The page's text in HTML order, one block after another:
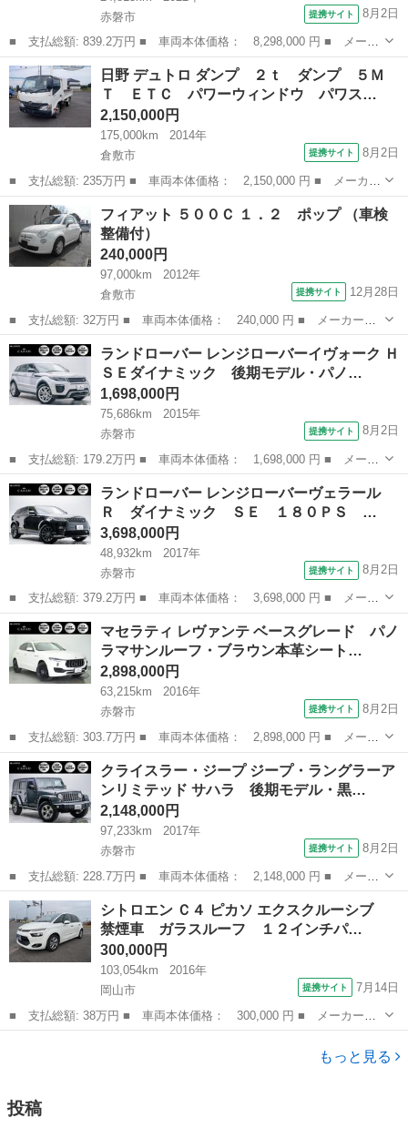
赤磐市
提携サイト 8月2日
■ 支払総額: 839.2万円 ■ 車両本体価格： 8,298,000 円 ■ メーカ
ー名： ランドローバー ■ 車種名： ディフェンダー ■ グレード
名： １１０Ｘ－ダイナミックＳＥ Ｄ３００ サンルーフ・エアサ
スペンシ...
岡山 赤磐市 その他
日野 デュトロ ダンプ ２ｔ ダンプ ５Ｍ
Ｔ ＥＴＣ パワーウィンドウ パワス…
2,150,000円
175,000km
2014年
倉敷市
提携サイト 8月2日
■ 支払総額: 235万円 ■ 車両本体価格： 2,150,000 円 ■ メーカー
名： 日野 ■ 車種名： デュトロ ■ グレード名： ダンプ ２
ｔ ダンプ ５ＭＴ ＥＴＣ パワーウィンドウ パワステ 荷台内
寸３０５ｃｍ...
岡山 倉敷市
フィアット ５００Ｃ １．２ ポップ （車検
整備付）
240,000円
97,000km
2012年
倉敷市
提携サイト 12月28日
■ 支払総額: 32万円 ■ 車両本体価格： 240,000 円 ■ メーカー
名： フィアット ■ 車種名： ５００Ｃ ■ グレード名： １．
２ ポップ ■ 排気量： 1200cc ■ ドア枚数： 3D ■ ミッショ
ン： ...
岡山 倉敷市 その他
ランドローバー レンジローバーイヴォーク Ｈ
ＳＥダイナミック 後期モデル・パノ…
1,698,000円
75,686km
2015年
赤磐市
提携サイト 8月2日
■ 支払総額: 179.2万円 ■ 車両本体価格： 1,698,000 円 ■ メーカ
ー名： ランドローバー ■ 車種名： レンジローバーイヴォーク
■ グレード名： ＨＳＥダイナミック 後期モデル・パノラマルー
フ・茶黒コ...
岡山 赤磐市 その他
ランドローバー レンジローバーヴェラール
Ｒ ダイナミック ＳＥ １８０ＰＳ …
3,698,000円
48,932km
2017年
赤磐市
提携サイト 8月2日
■ 支払総額: 379.2万円 ■ 車両本体価格： 3,698,000 円 ■ メーカ
ー名： ランドローバー ■ 車種名： レンジローバーヴェラール
■ グレード名： Ｒ ダイナミック ＳＥ １８０ＰＳ ベージュレ
ザーシー...
岡山 赤磐市 その他
マセラティ レヴァンテ ベースグレード パノ
ラマサンルーフ・ブラウン本革シート…
2,898,000円
63,215km
2016年
赤磐市
提携サイト 8月2日
■ 支払総額: 303.7万円 ■ 車両本体価格： 2,898,000 円 ■ メーカ
ー名： マセラティ ■ 車種名： レヴァンテ ■ グレード名： ベ
ースグレード パノラマサンルーフ・ブラウン本革シート・Ｂｏｗｅ
ｒｓ＆Ｗ...
岡山 赤磐市 その他
クライスラー・ジープ ジープ・ラングラーア
ンリミテッド サハラ 後期モデル・黒…
2,148,000円
97,233km
2017年
赤磐市
提携サイト 8月2日
■ 支払総額: 228.7万円 ■ 車両本体価格： 2,148,000 円 ■ メーカ
ー名： クライスラー・ジープ ■ 車種名： ジープ・ラングラーア
ンリミテッド ■ グレード名： サハラ 後期モデル・黒本革シー
ト・リクラ...
岡山 赤磐市 その他
シトロエン Ｃ４ ピカソ エクスクルーシブ
禁煙車 ガラスルーフ １２インチパ…
300,000円
103,054km
2016年
岡山市
提携サイト 7月14日
■ 支払総額: 38万円 ■ 車両本体価格： 300,000 円 ■ メーカー
名： シトロエン ■ 車種名： Ｃ４ ピカソ ■ グレード名： エク
スクルーシブ 禁煙車 ガラスルーフ １２インチパノラミックスク
もっと見る
投稿